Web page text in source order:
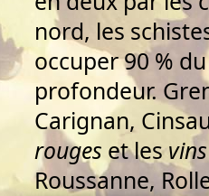
nord, les
occuper 90 %
profondeur.
Carignan,
rouges et les
Roussanne,